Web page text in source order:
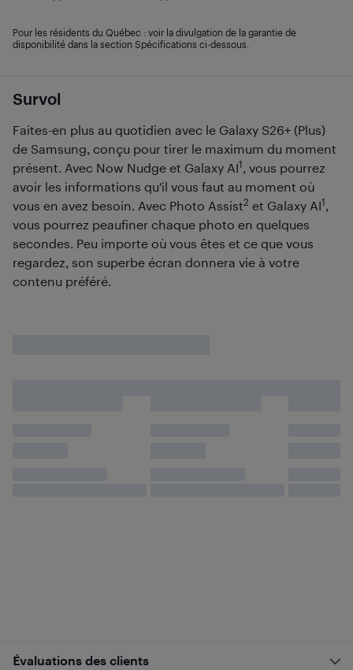
Survol
Faites-en plus au quotidien avec le Galaxy S26+ (Plus)
de Samsung, conçu pour tirer le maximum du moment
présent. Avec Now Nudge et Galaxy AI1, vous pourrez
avoir les informations qu'il vous faut au moment où
vous en avez besoin. Avec Photo Assist2 et Galaxy AI1,
vous pourrez peaufiner chaque photo en quelques
secondes. Peu importe où vous êtes et ce que vous
regardez, son superbe écran donnera vie à votre
contenu préféré.
Pour les résidents du Québec : voir la divulgation de la garantie de
disponibilité dans la section Spécifications ci-dessous.
Évaluations des clients